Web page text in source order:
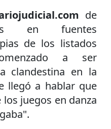
de
en fuentes
de los listados
a ser
clandestina en la
llegó a hablar que
juegos en danza